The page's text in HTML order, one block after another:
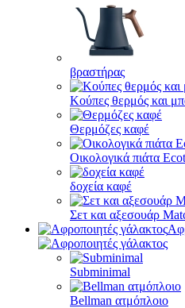
βραστήρας
Κούπες θερμός και
Θερμόζες καφέ
Οικολογικά πιάτα
δοχεία καφέ
Σετ και αξεσουάρ
Subminimal
Bellman ατμόπλοιο